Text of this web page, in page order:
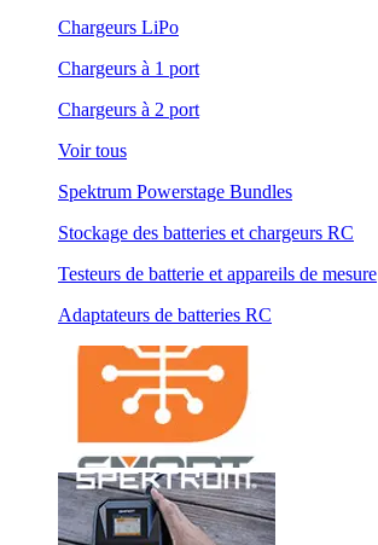
Chargeurs LiPo
Chargeurs à 1 port
Chargeurs à 2 port
Voir tous
Spektrum Powerstage Bundles
Stockage des batteries et chargeurs RC
Testeurs de batterie et appareils de mesure
Adaptateurs de batteries RC